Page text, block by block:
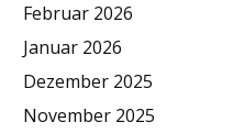
Februar 2026
Januar 2026
Dezember 2025
November 2025